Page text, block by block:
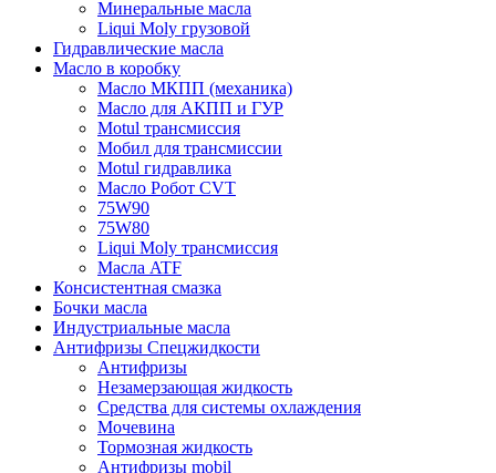
Минеральные масла
Liqui Moly грузовой
Гидравлические масла
Масло в коробку
Масло МКПП (механика)
Масло для АКПП и ГУР
Motul трансмиссия
Мобил для трансмиссии
Motul гидравлика
Масло Робот CVT
75W90
75W80
Liqui Moly трансмиссия
Масла ATF
Консистентная смазка
Бочки масла
Индустриальные масла
Антифризы Спецжидкости
Антифризы
Незамерзающая жидкость
Средства для системы охлаждения
Мочевина
Тормозная жидкость
Антифризы mobil